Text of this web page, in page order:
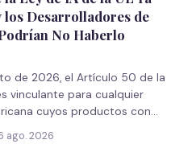
los Desarrolladores de
No Haberlo
de 2026, el Artículo 50 de la
vinculante para cualquier
cuyos productos con
o contenido sintético lleguen a
ago. 2026